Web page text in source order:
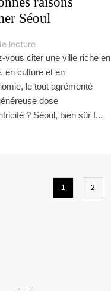
Séoul
lecture
vous citer une ville riche en
en culture et en
le tout agrémenté
dose
? Séoul, bien sûr !...
1 2